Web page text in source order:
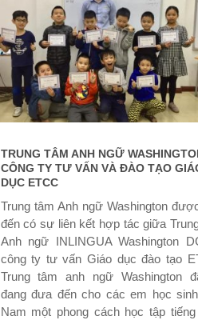
TRUNG TÂM ANH NGỮ
CÔNG TY TƯ VẤN VÀ ĐÀO TẠO
DỤC ETCC
Trung tâm Anh ngữ Washington
đến có sự liên kết hợp tác giữa
Anh ngữ INLINGUA Washington
công ty tư vấn Giáo dục đào tạo
Trung tâm anh ngữ Washington
đang đưa đến cho các em học
Nam một phong cách học tập tiếng